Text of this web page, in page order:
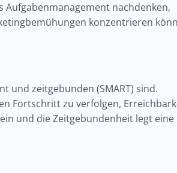
nachdenken,
konzentrieren
und zeitgebunden (SMART) sind.
Fortschritt zu verfolgen,
und die Zeitgebundenheit legt eine